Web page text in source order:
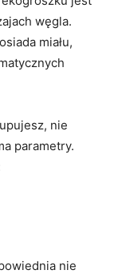
węgla.
miału,
nie
parametry.
nie